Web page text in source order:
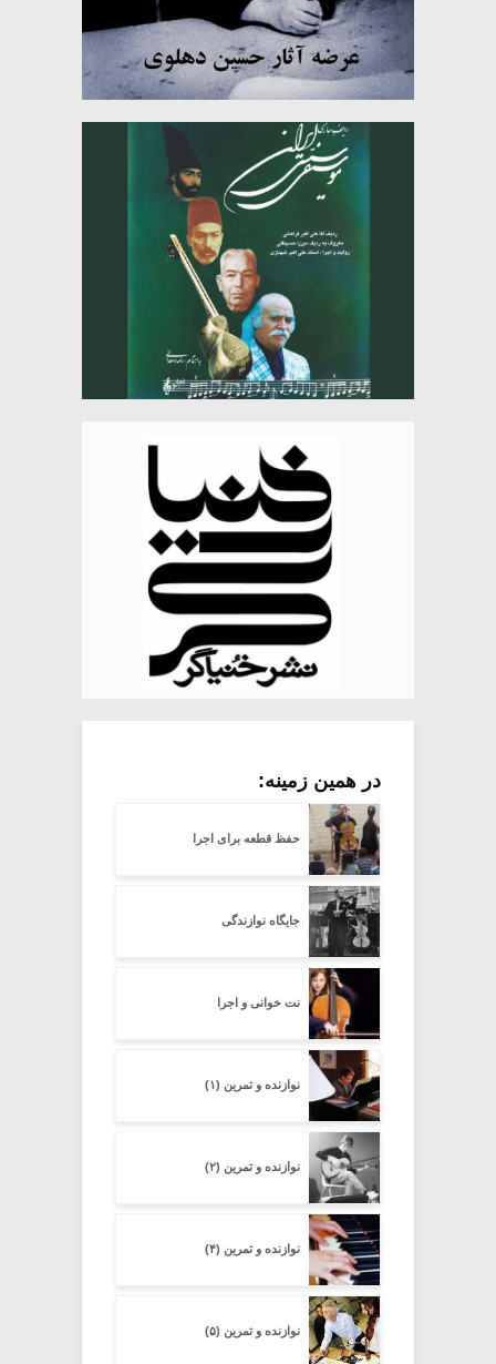
در همین زمینه:
حفظ قطعه برای اجرا
جایگاه نوازندگی
نت خوانی و اجرا
نوازنده و تمرین (۱)
نوازنده و تمرین (۲)
نوازنده و تمرین (۴)
نوازنده و تمرین (۵)